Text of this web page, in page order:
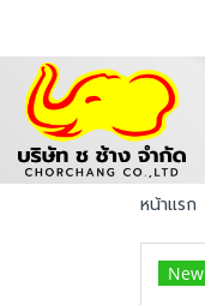
หน้าแรก
New